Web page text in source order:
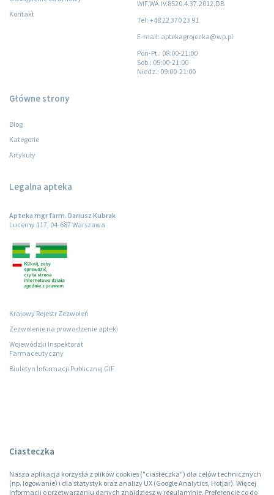
Kontakt
WIF.WA.IV.8520.4.37.2012.DB
Tel: +48 22 370 23 91
E-mail: aptekagrojecka@wp.pl
Pon-Pt.: 08:00-21:00
Sob.: 09:00-21:00
Niedz.: 09:00-21:00
Główne strony
Blog
Kategorie
Artykuły
Legalna apteka
Apteka mgr farm. Dariusz Kubrak
Lucerny 117, 04-687 Warszawa
Krajowy Rejestr Zezwoleń
Zezwolenie na prowadzenie apteki
Wojewódzki Inspektorat
Farmaceutyczny
Biuletyn Informacji Publicznej GIF
Ciasteczka
Nasza aplikacja korzysta z plików cookies ("ciasteczka") dla celów technicznych
(np. logowanie) i dla statystyk oraz analizy UX (Google Analytics, Hotjar). Więcej
informacji o przetwarzaniu danych znajdziesz w regulaminie. Preferencje co do